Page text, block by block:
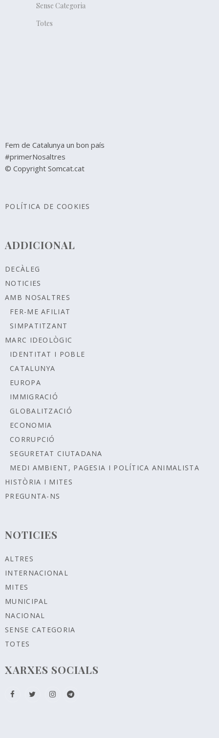
Sense Categoria
Totes
Fem de Catalunya un bon país
#primerNosaltres
© Copyright Somcat.cat
POLÍTICA DE COOKIES
ADDICIONAL
DECÀLEG
NOTICIES
AMB NOSALTRES
FER-ME AFILIAT
SIMPATITZANT
MARC IDEOLÒGIC
IDENTITAT I POBLE
CATALUNYA
EUROPA
IMMIGRACIÓ
GLOBALITZACIÓ
ECONOMIA
CORRUPCIÓ
SEGURETAT CIUTADANA
MEDI AMBIENT, PAGESIA I POLÍTICA ANIMALISTA
HISTÒRIA I MITES
PREGUNTA-NS
NOTICIES
ALTRES
INTERNACIONAL
MITES
MUNICIPAL
NACIONAL
SENSE CATEGORIA
TOTES
XARXES SOCIALS